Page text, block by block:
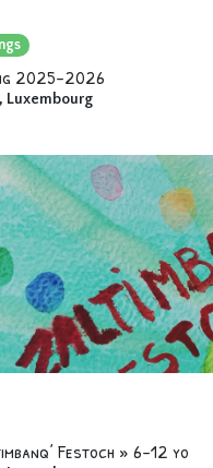
2025-2026
, Luxembourg
Festoch » 6-12 yo